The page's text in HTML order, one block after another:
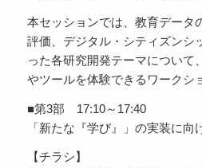
本セッションでは、教育データ
評価、デジタル・シティズンシ
った各研究開発テーマについて
やツールを体験できるワークシ
■第3部 17:10～17:40
「新たな『学び』」の実装に向
【チラシ】